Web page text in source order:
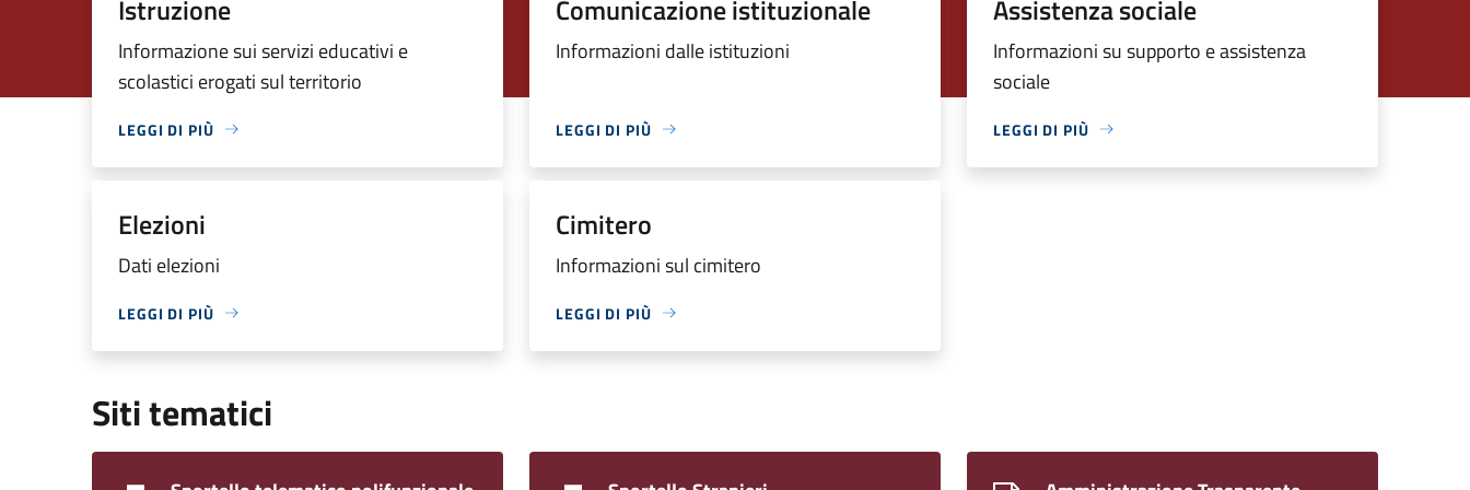
Istruzione
Informazione sui servizi educativi e
scolastici erogati sul territorio
LEGGI DI PIÙ
Comunicazione istituzionale
Informazioni dalle istituzioni
LEGGI DI PIÙ
Assistenza sociale
Informazioni su supporto e assistenza
sociale
LEGGI DI PIÙ
Elezioni
Dati elezioni
LEGGI DI PIÙ
Cimitero
Informazioni sul cimitero
LEGGI DI PIÙ
Siti tematici